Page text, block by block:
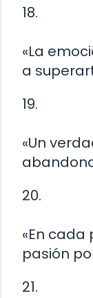
18.
«La
a
19.
«Un
20.
«En
pasión
21.